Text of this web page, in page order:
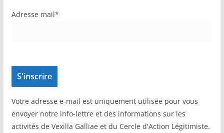
Adresse mail*
Votre adresse e-mail est uniquement utilisée pour vous
envoyer notre info-lettre et des informations sur les
activités de Vexilla Galliae et du Cercle d'Action Légitimiste.